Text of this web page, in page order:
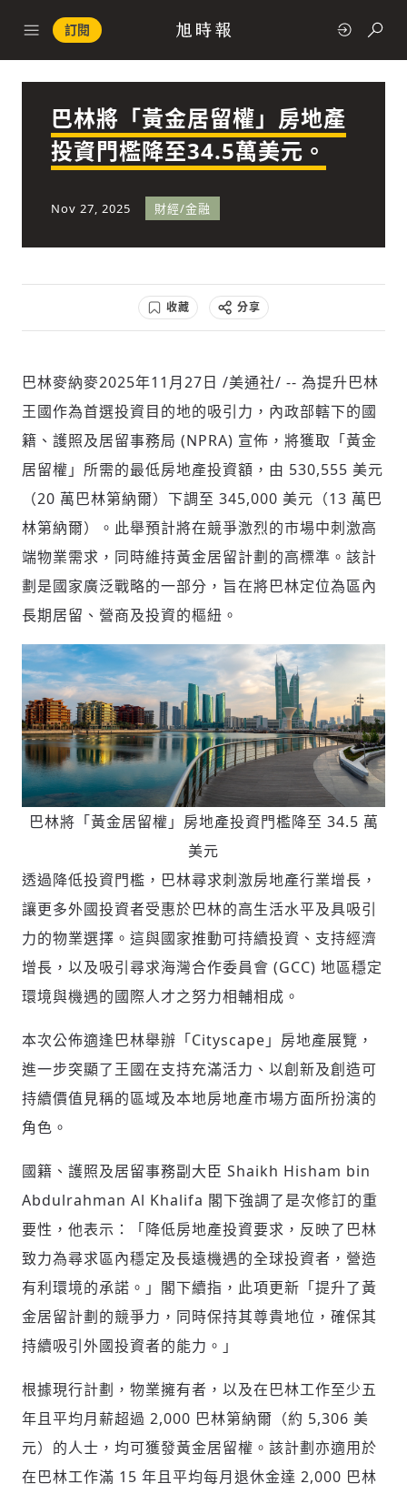
訂閱
政治
社會
人文
登入或註冊
歡迎您加入《旭時報》
掌握國際政經脈動
參與下一波全球科技革命
輸入 Email 驗證碼
請輸入發送到的驗證碼
(十分鐘內有效)
驗證
巴林將「黃金居留權」房地產
投資門檻降至34.5萬美元。
Nov 27, 2025 財經/金融
收藏 分享
巴林麥納麥2025年11月27日 /美通社/ -- 為提升巴林
王國作為首選投資目的地的吸引力，內政部轄下的國
籍、護照及居留事務局 (NPRA) 宣佈，將獲取「黃金
居留權」所需的最低房地產投資額，由 530,555 美元
（20 萬巴林第納爾）下調至 345,000 美元（13 萬巴
林第納爾）。此舉預計將在競爭激烈的市場中刺激高
端物業需求，同時維持黃金居留計劃的高標準。該計
劃是國家廣泛戰略的一部分，旨在將巴林定位為區內
長期居留、營商及投資的樞紐。
巴林將「黃金居留權」房地產投資門檻降至 34.5 萬
美元
透過降低投資門檻，巴林尋求刺激房地產行業增長，
讓更多外國投資者受惠於巴林的高生活水平及具吸引
力的物業選擇。這與國家推動可持續投資、支持經濟
增長，以及吸引尋求海灣合作委員會 (GCC) 地區穩定
環境與機遇的國際人才之努力相輔相成。
本次公佈適逢巴林舉辦「Cityscape」房地產展覽，
進一步突顯了王國在支持充滿活力、以創新及創造可
持續價值見稱的區域及本地房地產市場方面所扮演的
角色。
國籍、護照及居留事務副大臣 Shaikh Hisham bin
Abdulrahman Al Khalifa 閣下強調了是次修訂的重
要性，他表示：「降低房地產投資要求，反映了巴林
致力為尋求區內穩定及長遠機遇的全球投資者，營造
有利環境的承諾。」閣下續指，此項更新「提升了黃
金居留計劃的競爭力，同時保持其尊貴地位，確保其
持續吸引外國投資者的能力。」
根據現行計劃，物業擁有者，以及在巴林工作至少五
年且平均月薪超過 2,000 巴林第納爾（約 5,306 美
元）的人士，均可獲發黃金居留權。該計劃亦適用於
在巴林工作滿 15 年且平均每月退休金達 2,000 巴林